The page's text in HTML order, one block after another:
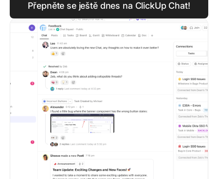
Přepněte se ještě dnes na ClickUp Chat!